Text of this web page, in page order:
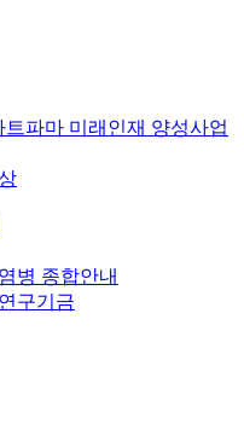
파마 미래인재 양성사업
병 종합안내
구기금